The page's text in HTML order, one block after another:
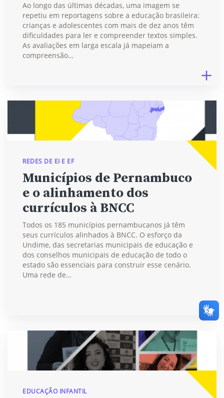
Ao longo das últimas décadas, uma imagem se
repetiu em reportagens sobre a educação brasileira:
crianças e adolescentes com mais de dez anos têm
dificuldades para ler e compreender textos simples.
As avaliações em larga escala já mapeiam a
compreensão…
REDES DE EI E EF
Municípios de Pernambuco
e o alinhamento dos
currículos à BNCC
Todos os 185 municípios pernambucanos já têm
seus currículos alinhados à BNCC. O esforço da
Undime, das secretarias municipais de educação e
dos conselhos municipais de educação de todo o
estado são essenciais para construir esse cenário.
Uma rede de…
EDUCAÇÃO INFANTIL